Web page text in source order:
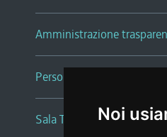
Noi
Amministrazione
Persone e Uffici
Sala Tiziano Tessitori